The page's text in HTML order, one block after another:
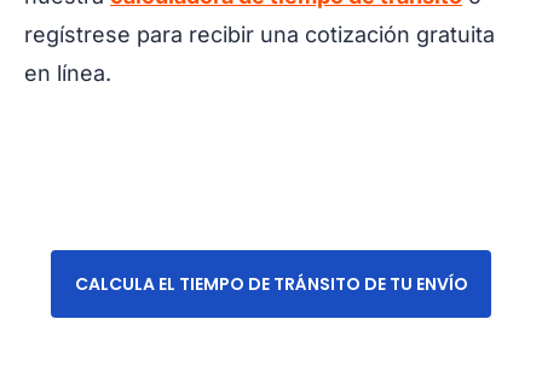
regístrese para recibir una cotización gratuita
en línea.
CALCULA EL TIEMPO DE TRÁNSITO DE TU ENVÍO